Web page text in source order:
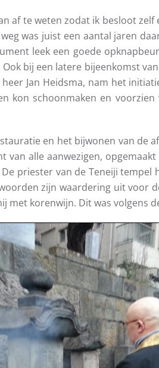
af te weten zodat ik besloot
was juist een aantal jaren
leek een goede
bij een latere bijeenkomst
Jan Heidsma, nam het
kon schoonmaken en
en het bijwonen van de
van alle aanwezigen,
priester van de Teneiji
zijn waardering uit voor
korenwijn. Dit was volgens